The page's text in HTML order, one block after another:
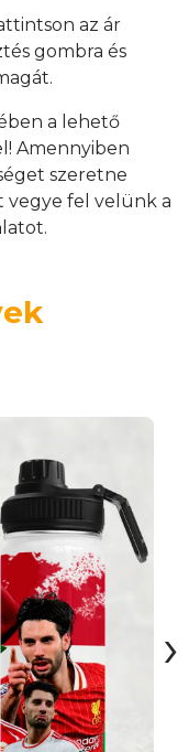
az ár
gombra és
a lehető
Amennyiben
szeretne
vegye fel velünk a
›